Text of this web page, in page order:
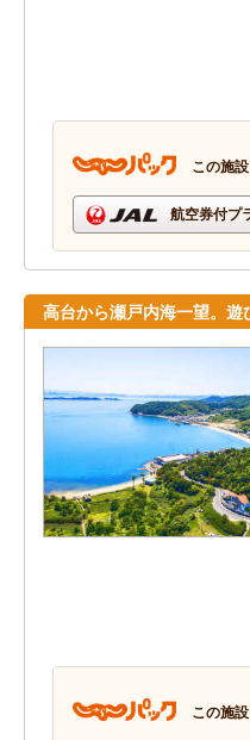
この施
航空券付プ
高台から瀬戸内海一望。
この施